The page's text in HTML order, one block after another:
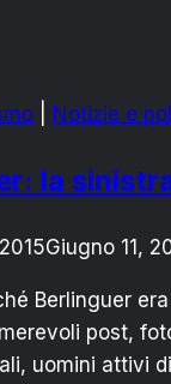
Notizie e
la
Giugno 11,
Berlinguer
post,
uomini attivi